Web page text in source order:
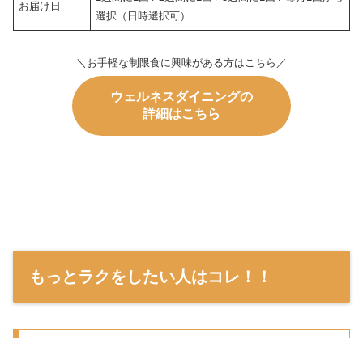
お届け日
選択（日時選択可）
＼お手軽な制限食に興味がある方はこちら／
ウェルネスダイニングの
詳細はこちら
もっとラクをしたい人はコレ！！